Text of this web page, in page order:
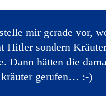
mir gerade vor,
Hitler sondern
Dann hätten die
gerufen… :-)